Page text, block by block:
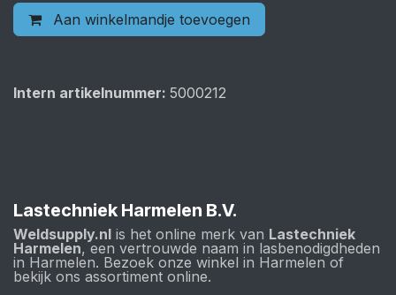
Aan winkelmandje toevoegen
Intern artikelnummer: 5000212
Lastechniek Harmelen B.V.
Weldsupply.nl is het online merk van Lastechniek
Harmelen, een vertrouwde naam in lasbenodigdheden
in Harmelen. Bezoek onze winkel in Harmelen of
bekijk ons assortiment online.